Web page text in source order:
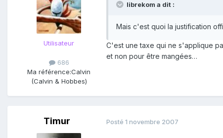
Utilisateur
686
Ma référence:Calvin
(Calvin & Hobbes)
librekom a dit :
Mais c'est quoi la justification
C'est une taxe qui ne s'applique
et non pour être mangées…
Timur Posté 1 novembre 2007